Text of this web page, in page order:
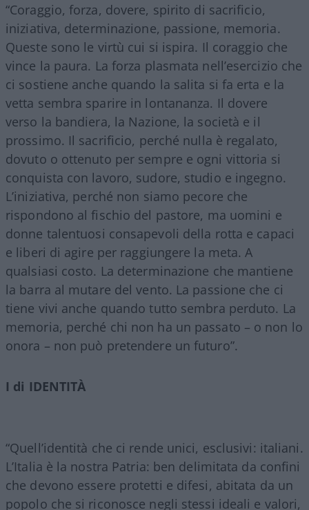
“Coraggio, forza, dovere, spirito di sacrificio,
iniziativa, determinazione, passione, memoria.
Queste sono le virtù cui si ispira. Il coraggio che
vince la paura. La forza plasmata nell’esercizio che
ci sostiene anche quando la salita si fa erta e la
vetta sembra sparire in lontananza. Il dovere
verso la bandiera, la Nazione, la società e il
prossimo. Il sacrificio, perché nulla è regalato,
dovuto o ottenuto per sempre e ogni vittoria si
conquista con lavoro, sudore, studio e ingegno.
L’iniziativa, perché non siamo pecore che
rispondono al fischio del pastore, ma uomini e
donne talentuosi consapevoli della rotta e capaci
e liberi di agire per raggiungere la meta. A
qualsiasi costo. La determinazione che mantiene
la barra al mutare del vento. La passione che ci
tiene vivi anche quando tutto sembra perduto. La
memoria, perché chi non ha un passato – o non lo
onora – non può pretendere un futuro”.
I di IDENTITÀ
“Quell’identità che ci rende unici, esclusivi: italiani.
L’Italia è la nostra Patria: ben delimitata da confini
che devono essere protetti e difesi, abitata da un
popolo che si riconosce negli stessi ideali e valori,